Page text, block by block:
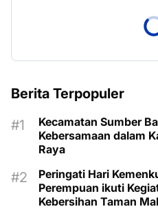
Berita Terpopuler
Kecamatan Sumber
Kebersamaan dalam
Raya
Peringati Hari
Perempuan ikuti
Kebersihan Taman